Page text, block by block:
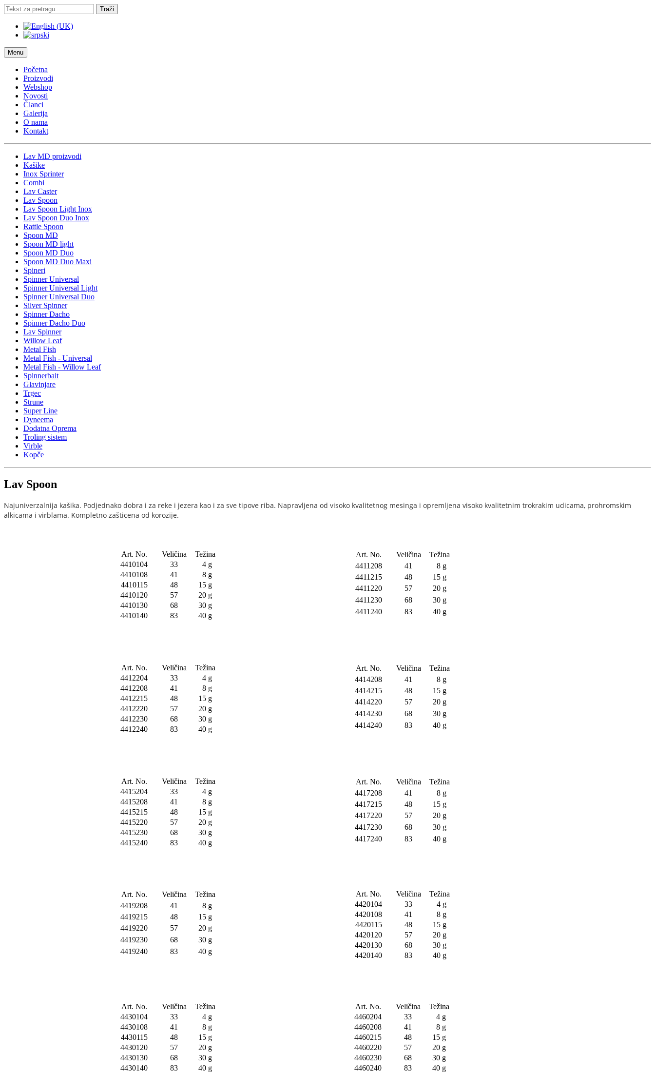
Traži
Menu
Početna
Proizvodi
Webshop
Novosti
Članci
Galerija
O nama
Kontakt
Lav MD proizvodi
Kašike
Inox Sprinter
Combi
Lav Caster
Lav Spoon
Lav Spoon Light Inox
Lav Spoon Duo Inox
Rattle Spoon
Spoon MD
Spoon MD light
Spoon MD Duo
Spoon MD Duo Maxi
Spineri
Spinner Universal
Spinner Universal Light
Spinner Universal Duo
Silver Spinner
Spinner Dacho
Spinner Dacho Duo
Lav Spinner
Willow Leaf
Metal Fish
Metal Fish - Universal
Metal Fish - Willow Leaf
Spinnerbait
Glavinjare
Trgec
Strune
Super Line
Dyneema
Dodatna Oprema
Troling sistem
Virble
Kopče
Lav Spoon
Najuniverzalnija kašika. Podjednako dobra i za reke i jezera kao i za sve tipove riba. Napravljena od visoko kvalitetnog mesinga i opremljena visoko kvalitetnim trokrakim udicama, prohromskim
alkicama i virblama. Kompletno zašticena od korozije.
Art. No. Veličina
Težina
4410104
33
4 g
4410108
41
8 g
4410115
48
15 g
4410120
57
20 g
4410130
68
30 g
4410140
83 40 g
Art. No. Veličina
Težina
4411208
41
8 g
4411215
48
15 g
4411220
57
20 g
4411230
68
30 g
4411240
83 40 g
Art. No. Veličina
Težina
4412204
33
4 g
4412208
41
8 g
4412215
48
15 g
4412220
57
20 g
4412230
68
30 g
4412240
83 40 g
Art. No. Veličina
Težina
4414208
41
8 g
4414215
48
15 g
4414220
57
20 g
4414230
68
30 g
4414240
83 40 g
Art. No. Veličina
Težina
4415204
33
4 g
4415208
41
8 g
4415215
48
15 g
4415220
57
20 g
4415230
68
30 g
4415240
83 40 g
Art. No. Veličina
Težina
4417208
41
8 g
4417215
48
15 g
4417220
57
20 g
4417230
68
30 g
4417240
83 40 g
Art. No. Veličina
Težina
4419208
41
8 g
4419215
48
15 g
4419220
57
20 g
4419230
68
30 g
4419240
83 40 g
Art. No. Veličina
Težina
4420104
33
4 g
4420108
41
8 g
4420115
48
15 g
4420120
57
20 g
4420130
68
30 g
4420140
83 40 g
Art. No. Veličina
Težina
4430104
33
4 g
4430108
41
8 g
4430115
48
15 g
4430120
57
20 g
4430130
68
30 g
4430140
83 40 g
Art. No. Veličina
Težina
4460204
33
4 g
4460208
41
8 g
4460215
48
15 g
4460220
57
20 g
4460230
68
30 g
4460240
83 40 g